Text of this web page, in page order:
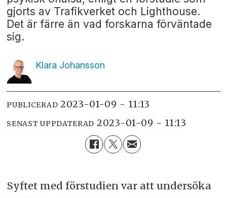
gjorts av Trafikverket och Lighthouse.
Det är färre än vad forskarna förväntade
sig.
Klara Johansson
PUBLICERAD 2023-01-09 - 11:13
SENAST UPPDATERAD 2023-01-09 - 11:13
Syftet med förstudien var att undersöka